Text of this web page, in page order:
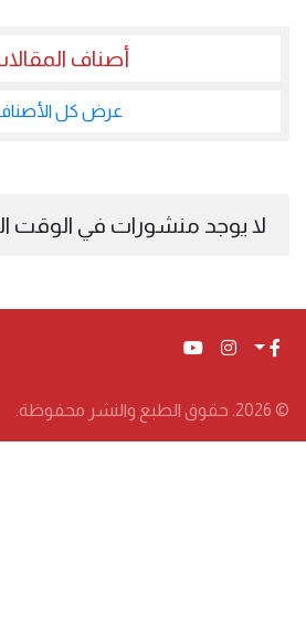
أصناف
عرض كل
لا يوجد منشورات في الوقت
© 2026. حقوق الطبع والنشر محفوظة.